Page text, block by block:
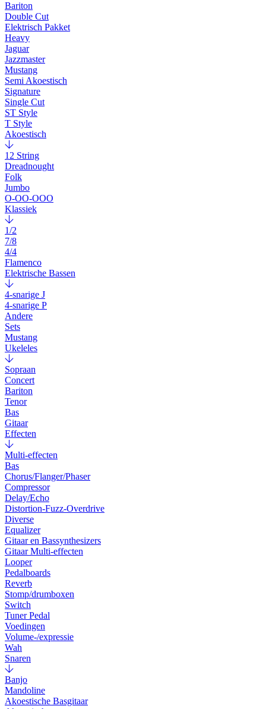
Bariton
Double Cut
Elektrisch Pakket
Heavy
Jaguar
Jazzmaster
Mustang
Semi Akoestisch
Signature
Single Cut
ST Style
T Style
Akoestisch
12 String
Dreadnought
Folk
Jumbo
O-OO-OOO
Klassiek
1/2
7/8
4/4
Flamenco
Elektrische Bassen
4-snarige J
4-snarige P
Andere
Sets
Mustang
Ukeleles
Sopraan
Concert
Bariton
Tenor
Bas
Gitaar
Effecten
Multi-effecten
Bas
Chorus/Flanger/Phaser
Compressor
Delay/Echo
Distortion-Fuzz-Overdrive
Diverse
Equalizer
Gitaar en Bassynthesizers
Gitaar Multi-effecten
Looper
Pedalboards
Reverb
Stomp/drumboxen
Switch
Tuner Pedal
Voedingen
Volume-/expressie
Wah
Snaren
Banjo
Mandoline
Akoestische Basgitaar